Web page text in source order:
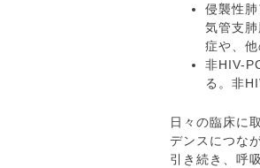
侵襲性
気管支
症や、
非HIV-
る。非
日々の臨床に
デンスにつな
引き続き、呼